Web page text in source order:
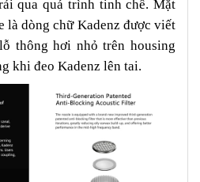
qua quá trình tinh chế. Mặt
là dòng chữ Kadenz được viết
thông hơi nhỏ trên housing
khi đeo Kadenz lên tai.